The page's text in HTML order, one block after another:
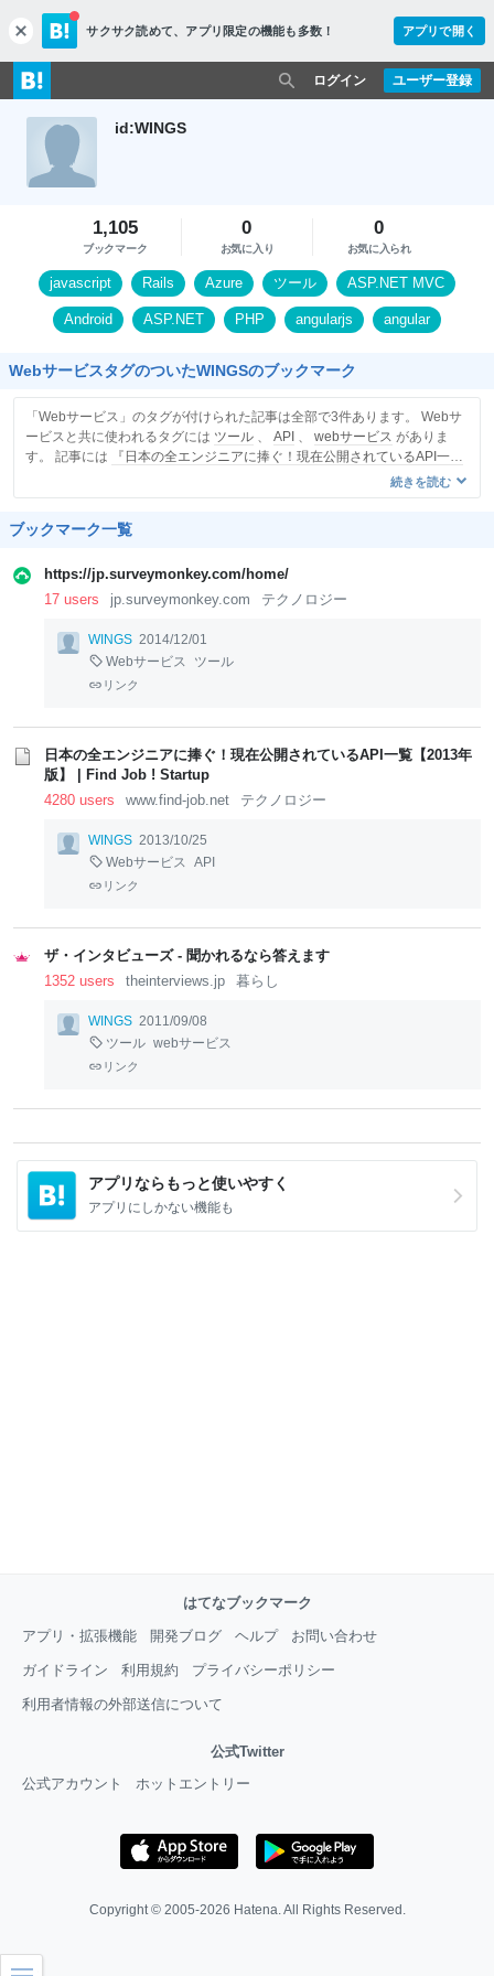
c
l
o
s
e
サクサク読めて、 アプリ限定の機能も多数！ アプリで開く
ユーザー登録
ログイン
id:WINGS
1,105
ブックマーク
0
お気に入り
0
お気に入られ
javascript Rails Azure ツール ASP.NET MVC
Android ASP.NET PHP angularjs angular
WebサービスタグのついたWINGSのブックマーク
「Webサービス」のタグが付けられた記事は全部で3件あります。 Webサ
ービスと共に使われるタグには ツール 、 API 、 webサービス
す。 記事には
『日本の全エンジニアに捧ぐ！現在公開されているAPI一覧
続きを読む
ブックマーク一覧
https://jp.surveymonkey.com/home/
17 users
jp.surveymonkey.com テクノロジー
WINGS 2014/12/01
Webサービス
ツール
リンク
日本の全エンジニアに捧ぐ！現在公開されているAPI一覧【2013年
版】 | Find Job ! Startup
4280 users
www.find-job.net テクノロジー
WINGS 2013/10/25
Webサービス API
リンク
ザ・インタビューズ - 聞かれるなら答えます
1352 users
theinterviews.jp 暮らし
WINGS 2011/09/08
ツール webサービス
リンク
アプリならもっと使いやすく
アプリにしかない機能も
はてなブックマーク
アプリ・拡張機能
開発ブログ ヘルプ お問い合わせ
ガイドライン 利用規約 プライバシーポリシー
利用者情報の外部送信について
公式Twitter
公式アカウント
ホットエントリー
Copyright © 2005-2026 Hatena. All Rights Reserved.